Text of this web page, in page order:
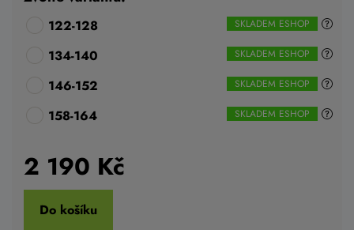
122-128 SKLADEM ESHOP
134-140 SKLADEM ESHOP
146-152 SKLADEM ESHOP
158-164 SKLADEM ESHOP
2 190 Kč
Do košíku